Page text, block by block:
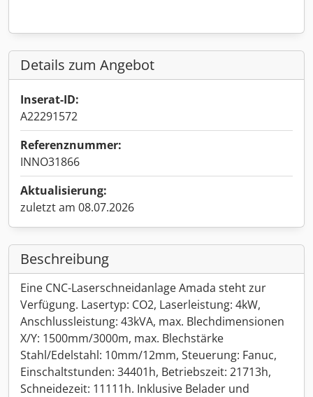
Details zum Angebot
Inserat-ID:
A22291572
Referenznummer:
INNO31866
Aktualisierung:
zuletzt am 08.07.2026
Beschreibung
Eine CNC-Laserschneidanlage Amada steht zur
Verfügung. Lasertyp: CO2, Laserleistung: 4kW,
Anschlussleistung: 43kVA, max. Blechdimensionen
X/Y: 1500mm/3000m, max. Blechstärke
Stahl/Edelstahl: 10mm/12mm, Steuerung: Fanuc,
Einschaltstunden: 34401h, Betriebszeit: 21713h,
Schneidezeit: 11111h. Inklusive Belader und